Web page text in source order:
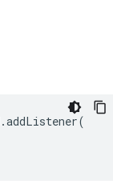
.addListener(